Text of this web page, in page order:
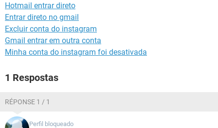
Hotmail entrar direto
Entrar direto no gmail
Excluir conta do instagram
Gmail entrar em outra conta
Minha conta do instagram foi desativada
1 Respostas
RÉPONSE 1 / 1
Perfil bloqueado